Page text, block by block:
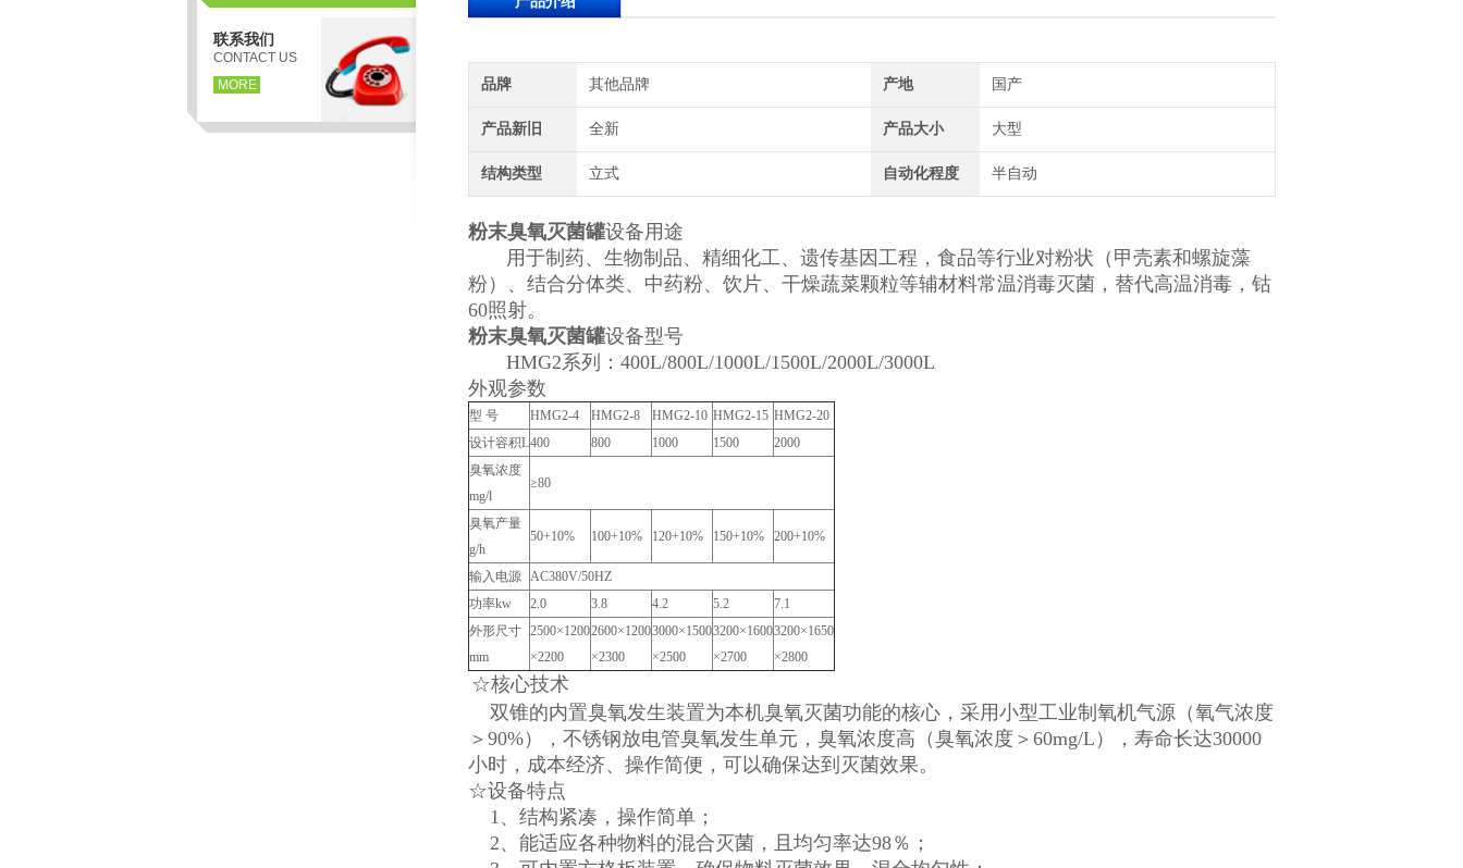
联系我们
CONTACT US
MORE
品牌 其他品牌 产地 国产
产品新旧 全新 产品大小 大型
结构类型 立式 自动化程度 半自动
粉末臭氧灭菌罐设备用途
用于制药、生物制品、精细化工、遗传基因工程，食品等行业对粉状（甲壳素和螺旋藻
粉）、结合分体类、中药粉、饮片、干燥蔬菜颗粒等辅材料常温消毒灭菌，替代高温消毒，钴
60照射。
粉末臭氧灭菌罐设备型号
HMG2系列：400L/800L/1000L/1500L/2000L/3000L
外观参数
型 号 HMG2-4 HMG2-8 HMG2-10 HMG2-15 HMG2-20
设计容积L400 800 1000 1500
2000
臭氧浓度
mg/l
≥80
臭氧产量
g/h
50+10% 100+10% 120+10% 150+10% 200+10%
输入电源 AC380V/50HZ
功率kw
2.0 3.8 4.2 5.2
7.1
外形尺寸
mm
2500×1200
×2200
2600×1200
×2300
3000×1500
×2500
3200×1600
×2700
3200×1650
×2800
☆核心技术
双锥的内置臭氧发生装置为本机臭氧灭菌功能的核心，采用小型工业制氧机气源（氧气浓度
＞90%），不锈钢放电管臭氧发生单元，臭氧浓度高（臭氧浓度＞60mg/L），寿命长达30000
小时，成本经济、操作简便，可以确保达到灭菌效果。
☆设备特点
1、结构紧凑，操作简单；
2、能适应各种物料的混合灭菌，且均匀率达98％；